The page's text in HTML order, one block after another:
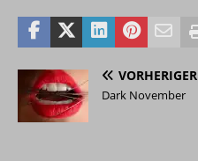
VORHERIGER
Dark November